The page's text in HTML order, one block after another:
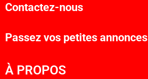
Contactez-nous
Passez vos petites annonces
À PROPOS